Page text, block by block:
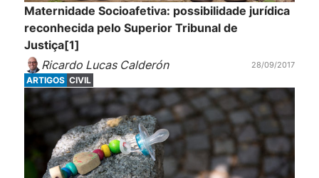
Maternidade Socioafetiva: possibilidade jurídica
reconhecida pelo Superior Tribunal de
Justiça[1]
Ricardo Lucas Calderón
28/09/2017
ARTIGOS CIVIL